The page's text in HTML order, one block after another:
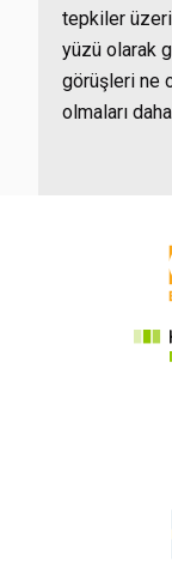
tepkiler
yüzü olarak
görüşleri ne
olmaları